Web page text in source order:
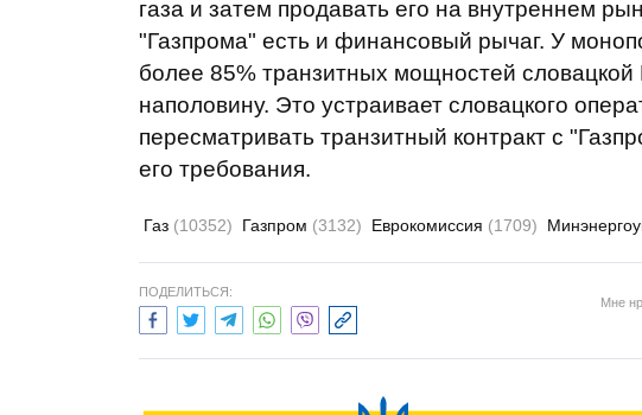
газа и затем продавать его на внутреннем
"Газпрома" есть и финансовый рычаг. У
более 85% транзитных мощностей словацкой
наполовину. Это устраивает словацкого
пересматривать транзитный контракт с
его требования.
Газ (10352) Газпром (3132) Еврокомиссия (1709)
ПОДЕЛИТЬСЯ:
Мне